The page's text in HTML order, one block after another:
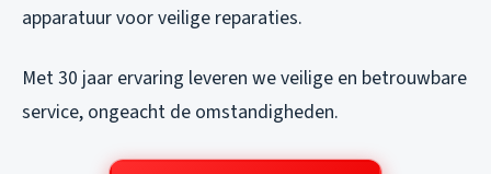
apparatuur voor veilige reparaties.
Met 30 jaar ervaring leveren we veilige en betrouwbare
service, ongeacht de omstandigheden.